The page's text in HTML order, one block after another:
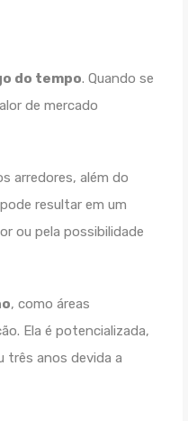
do tempo. Quando se
de mercado
arredores, além do
resultar em um
ou pela possibilidade
, como áreas
Ela é potencializada,
três anos devida a